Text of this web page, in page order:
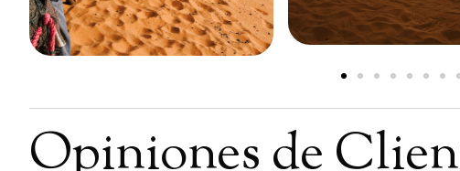
Opiniones de